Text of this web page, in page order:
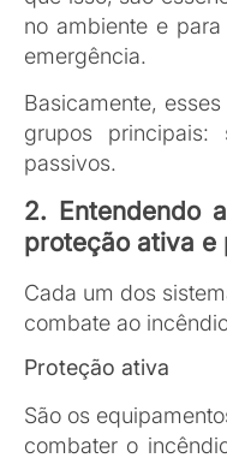
Proteção passiva
Esses sistemas
ajudam a impedir
paredes
vedação de
passiva é conter o
facilitando a
o combate.
3.
preventivos
Agora que já
detalhar os tipos de
proteção ativa e